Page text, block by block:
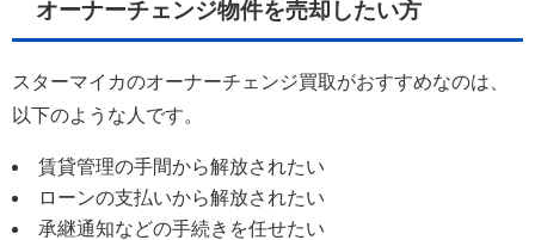
オーナーチェンジ物件を売却したい方
スターマイカのオーナーチェンジ買取がおすすめなのは、
以下のような人です。
賃貸管理の手間から解放されたい
ローンの支払いから解放されたい
承継通知などの手続きを任せたい